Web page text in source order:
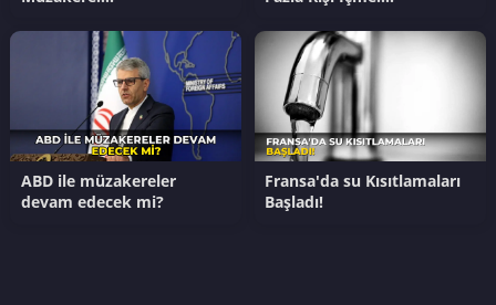
ABD ile müzakereler
devam edecek mi?
Fransa'da su Kısıtlamaları
Başladı!